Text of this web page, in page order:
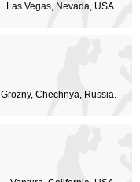
Las Vegas, Nevada, USA.
Grozny, Chechnya, Russia.